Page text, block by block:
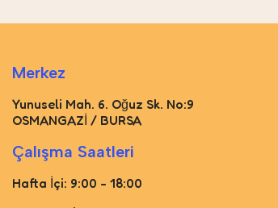
Merkez
Yunuseli Mah. 6. Oğuz Sk. No:9
OSMANGAZİ / BURSA
Çalışma Saatleri
Hafta İçi: 9:00 - 18:00